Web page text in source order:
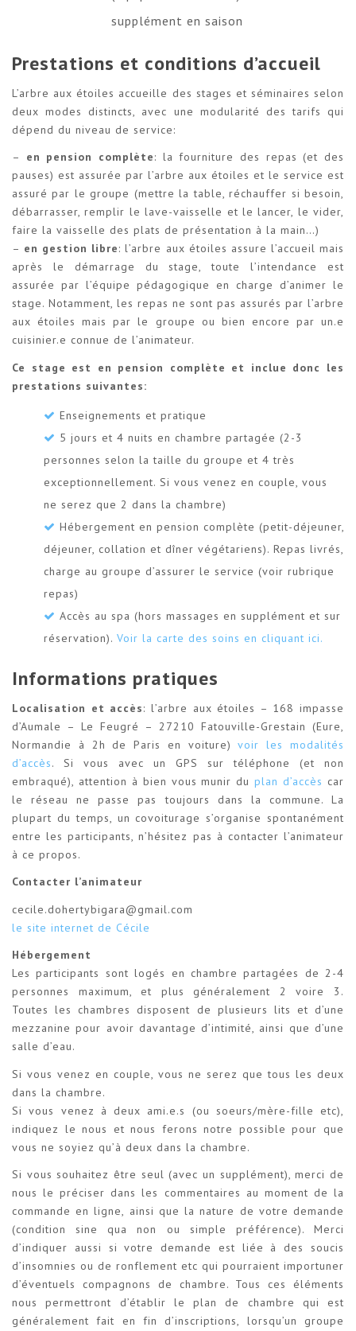
supplément en saison
Prestations et conditions d’accueil
L’arbre aux étoiles accueille des stages et séminaires selon
deux modes distincts, avec une modularité des tarifs qui
dépend du niveau de service:
– en pension complète: la fourniture des repas (et des
pauses) est assurée par l’arbre aux étoiles et le service est
assuré par le groupe (mettre la table, réchauffer si besoin,
débarrasser, remplir le lave-vaisselle et le lancer, le vider,
faire la vaisselle des plats de présentation à la main…)
– en gestion libre: l’arbre aux étoiles assure l’accueil mais
après le démarrage du stage, toute l’intendance est
assurée par l’équipe pédagogique en charge d’animer le
stage. Notamment, les repas ne sont pas assurés par l’arbre
aux étoiles mais par le groupe ou bien encore par un.e
cuisinier.e connue de l’animateur.
Ce stage est en pension complète et inclue donc les
prestations suivantes:
Enseignements et pratique
5 jours et 4 nuits en chambre partagée (2-3
personnes selon la taille du groupe et 4 très
exceptionnellement. Si vous venez en couple, vous
ne serez que 2 dans la chambre)
Hébergement en pension complète (petit-déjeuner,
déjeuner, collation et dîner végétariens). Repas livrés,
charge au groupe d’assurer le service (voir rubrique
repas)
Accès au spa (hors massages en supplément et sur
réservation). Voir la carte des soins en cliquant ici.
Informations pratiques
Localisation et accès: l’arbre aux étoiles – 168 impasse
d’Aumale – Le Feugré – 27210 Fatouville-Grestain (Eure,
Normandie à 2h de Paris en voiture)voir les modalités
d’accès. Si vous avec un GPS sur téléphone (et non
embraqué), attention à bien vous munir duplan d’accès car
le réseau ne passe pas toujours dans la commune. La
plupart du temps, un covoiturage s’organise spontanément
entre les participants, n’hésitez pas à contacter l’animateur
à ce propos.
Contacter l’animateur
cecile.dohertybigara@gmail.com
le site internet de Cécile
Hébergement
Les participants sont logés en chambre partagées de 2-4
personnes maximum, et plus généralement 2 voire 3.
Toutes les chambres disposent de plusieurs lits et d’une
mezzanine pour avoir davantage d’intimité, ainsi que d’une
salle d’eau.
Si vous venez en couple, vous ne serez que tous les deux
dans la chambre.
Si vous venez à deux ami.e.s (ou soeurs/mère-fille etc),
indiquez le nous et nous ferons notre possible pour que
vous ne soyiez qu’à deux dans la chambre.
Si vous souhaitez être seul (avec un supplément), merci de
nous le préciser dans les commentaires au moment de la
commande en ligne, ainsi que la nature de votre demande
(condition sine qua non ou simple préférence). Merci
d’indiquer aussi si votre demande est liée à des soucis
d’insomnies ou de ronflement etc qui pourraient importuner
d’éventuels compagnons de chambre. Tous ces éléments
nous permettront d’établir le plan de chambre qui est
généralement fait en fin d’inscriptions, lorsqu’un groupe